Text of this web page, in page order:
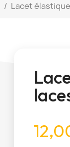
Lacet